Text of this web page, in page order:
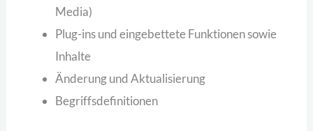
Media)
Plug-ins und eingebettete Funktionen sowie
Inhalte
Änderung und Aktualisierung
Begriffsdefinitionen